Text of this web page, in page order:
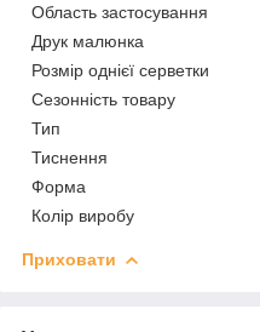
Область застосування
Друк малюнка
Розмір однієї серветки
Сезонність товару
Тип
Тиснення
Форма
Колір виробу
Приховати